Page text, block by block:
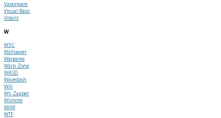
Vaporware
Visual Basic
Volant
W
W3C
Wallpaper
Wargame
Warp Zone
WASD
Wavedash
Wifi
Wii Zapper
Wiimote
WoW
WTF